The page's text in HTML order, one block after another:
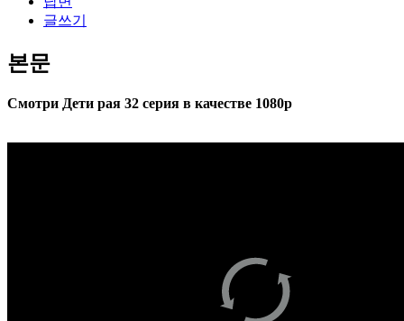
글쓰기
본문
Смотри Дети рая 32 серия в качестве 1080p